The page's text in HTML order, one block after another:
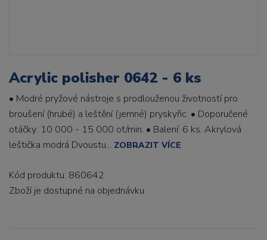
Acrylic polisher 0642 - 6 ks
• Modré pryžové nástroje s prodlouženou životností pro
broušení (hrubé) a leštění (jemné) pryskyřic. • Doporučené
otáčky: 10 000 - 15 000 ot/min. • Balení: 6 ks. Akrylová
leštička modrá Dvoustu... ZOBRAZIT VÍCE
Kód produktu: 860642
Zboží je dostupné na objednávku